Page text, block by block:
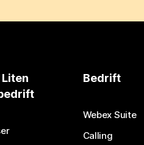
Liten
Bedrift
Webex Suite
Calling